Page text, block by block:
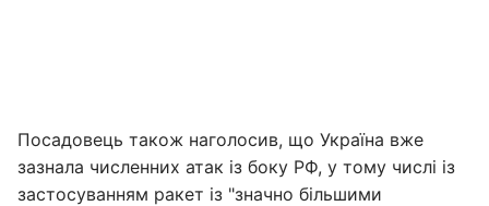
Посадовець також наголосив, що Україна вже
зазнала численних атак із боку РФ, у тому числі із
застосуванням ракет із "значно більшими